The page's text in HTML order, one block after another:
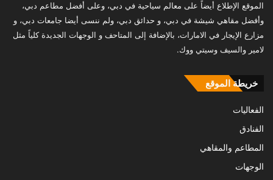
الموقع الإطلاع أيضاً على معالم سياحية في دبي، وعلى أفضل مطاعم دبي،
وأفضل مقاهي شيشة في دبي، و حدائق دبي، ولم ننسى أيضا جامعات دبي، و
مزارع الإيجار في الامارات، بالإضافة إلى المتاحف و الوجهات الجديدة كلياً مثل
لامير والسيف وسيتي ووك.
خريطة الموقع
الفعاليات
الفنادق
المطاعم والمقاهي
الوجهات